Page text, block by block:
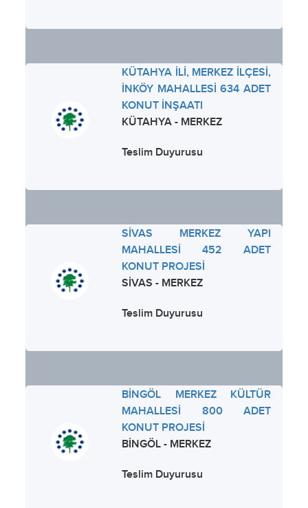
KÜTAHYA İLİ, MERKEZ İLÇESİ,
İNKÖY MAHALLESİ 634 ADET
KONUT İNŞAATI
KÜTAHYA - MERKEZ
Teslim Duyurusu
SİVAS MERKEZ YAPI
MAHALLESİ 452 ADET
KONUT PROJESİ
SİVAS - MERKEZ
Teslim Duyurusu
BİNGÖL MERKEZ KÜLTÜR
MAHALLESİ 800 ADET
KONUT PROJESİ
BİNGÖL - MERKEZ
Teslim Duyurusu